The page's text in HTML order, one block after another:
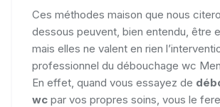
Ces méthodes maison que nous
dessous peuvent, bien entendu, être
mais elles ne valent en rien
professionnel du débouchage wc
En effet, quand vous essayez de
wc par vos propres soins, vous le